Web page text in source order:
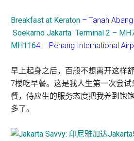
Breakfast at Keraton – Tanah
Soekarno Jakarta Terminal 2 –
MH1164 – Penang International
早上起身之后，百般不想离开这样
7楼吃早餐。这是我人生第一次尝试
餐，侍应生的服务态度把我养到饱
多了。